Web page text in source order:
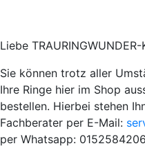
Liebe TRAURINGWUNDER-
Sie können trotz aller
Ihre Ringe hier im Shop
bestellen. Hierbei stehen
Fachberater per E-Mail:
per Whatsapp: